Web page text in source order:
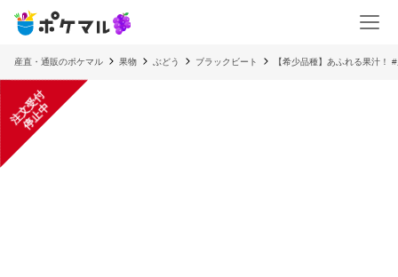
産直・通販のポケマル 果物 ぶどう ブラックビート 【希少品種】あふれる果汁！
注
文
受
付
停
止
中